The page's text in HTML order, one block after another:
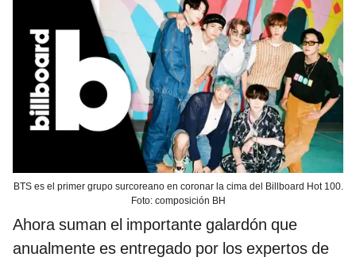
BTS es el primer grupo surcoreano en coronar la cima del Billboard Hot 100.
Foto: composición BH
Ahora suman el importante galardón que
anualmente es entregado por los expertos de